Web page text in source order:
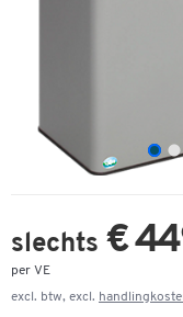
slechts €
per VE
excl. btw, excl.